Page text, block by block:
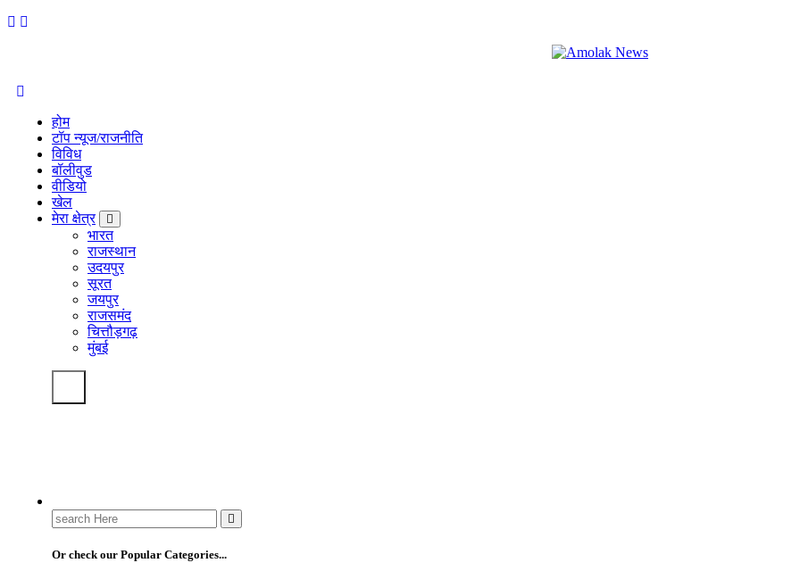
Amolak News
होम
टॉप न्यूज/राजनीति
विविध
बॉलीवुड
वीडियो
खेल
मेरा क्षेत्र
भारत
राजस्थान
उदयपुर
सूरत
जयपुर
राजसमंद
चित्तौड़गढ़
मुंबई
Search
for:
Or check our Popular Categories...